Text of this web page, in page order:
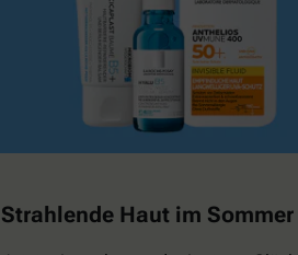
Strahlende Haut im Sommer